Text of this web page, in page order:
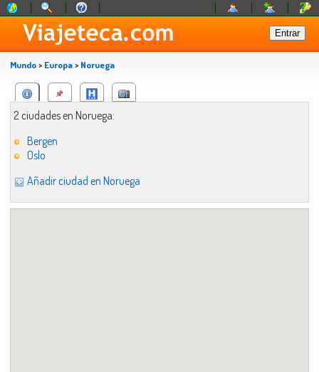
Mundo> Europa> Noruega
2 ciudades en Noruega:
Bergen
Oslo
Añadir ciudad en Noruega